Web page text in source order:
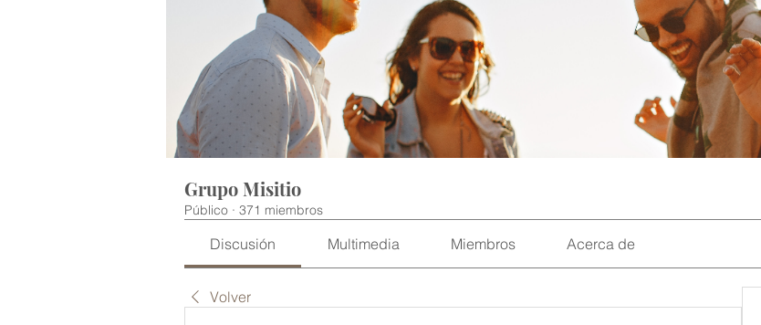
Grupo Misitio
Público · 371 miembros
Discusión Multimedia Miembros Acerca de
Volver